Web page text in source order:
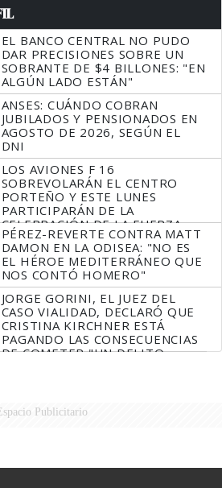
EL BANCO CENTRAL NO PUDO
DAR PRECISIONES SOBRE UN
SOBRANTE DE $4 BILLONES: "EN
ALGÚN LADO ESTÁN"
ANSES: CUÁNDO COBRAN
JUBILADOS Y PENSIONADOS EN
AGOSTO DE 2026, SEGÚN EL
DNI
LOS AVIONES F 16
SOBREVOLARÁN EL CENTRO
PORTEÑO Y ESTE LUNES
PARTICIPARÁN DE LA
CELEBRACIÓN DE LA FUERZA
AÉREA
PÉREZ-REVERTE CONTRA MATT
DAMON EN LA ODISEA: "NO ES
EL HÉROE MEDITERRÁNEO QUE
NOS CONTÓ HOMERO"
JORGE GORINI, EL JUEZ DEL
CASO VIALIDAD, DECLARÓ QUE
CRISTINA KIRCHNER ESTÁ
PAGANDO LAS CONSECUENCIAS
DE COMETER "UN DELITO
Publicitario